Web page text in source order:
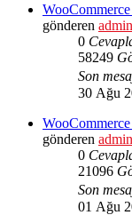
gönderen admin
0
58249
Son
30 Ağu
gönderen admin
0
21096
Son
01 Ağu